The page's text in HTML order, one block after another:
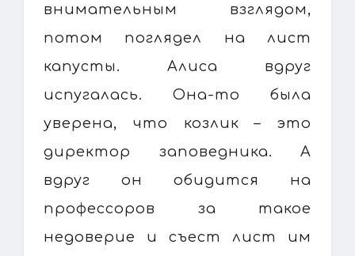
внимательным взглядом,
потом поглядел на лист
капусты. Алиса вдруг
испугалась. Она-то была
уверена, что козлик – это
директор заповедника. А
вдруг он обидится на
профессоров за такое
недоверие и съест лист им